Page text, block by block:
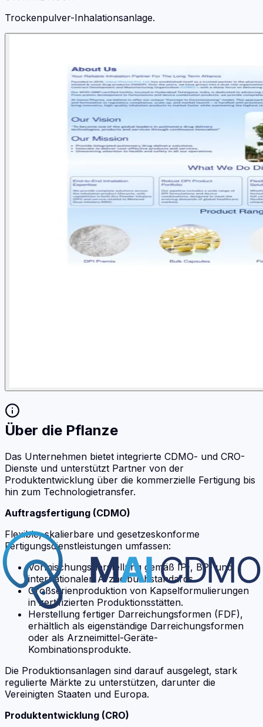
Trockenpulver-Inhalationsanlage.
Über die Pflanze
Das Unternehmen bietet integrierte CDMO- und CRO-
Dienste und unterstützt Partner von der
Produktentwicklung über die kommerzielle Fertigung bis
hin zum Technologietransfer.
Auftragsfertigung (CDMO)
Flexible, skalierbare und gesetzeskonforme
Fertigungsdienstleistungen umfassen:
Vormischungsherstellung gemäß IP-, BP- und
internationalen Arzneibuchstandards.
Großserienproduktion von Kapselformulierungen
in zertifizierten Produktionsstätten.
Herstellung fertiger Darreichungsformen (FDF),
erhältlich als eigenständige Darreichungsformen
oder als Arzneimittel-Geräte-
Kombinationsprodukte.
Die Produktionsanlagen sind darauf ausgelegt, stark
regulierte Märkte zu unterstützen, darunter die
Vereinigten Staaten und Europa.
Produktentwicklung (CRO)